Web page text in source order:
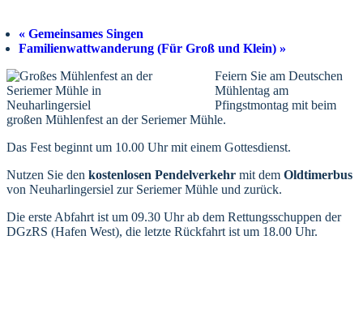
« Gemeinsames Singen
Familienwattwanderung (Für Groß und Klein) »
Feiern Sie am Deutschen
Mühlentag am
Pfingstmontag mit beim
großen Mühlenfest an der Seriemer Mühle.
Das Fest beginnt um 10.00 Uhr mit einem Gottesdienst.
Nutzen Sie den kostenlosen Pendelverkehr mit dem Oldtimerbus
von Neuharlingersiel zur Seriemer Mühle und zurück.
Die erste Abfahrt ist um 09.30 Uhr ab dem Rettungsschuppen der
DGzRS (Hafen West), die letzte Rückfahrt ist um 18.00 Uhr.